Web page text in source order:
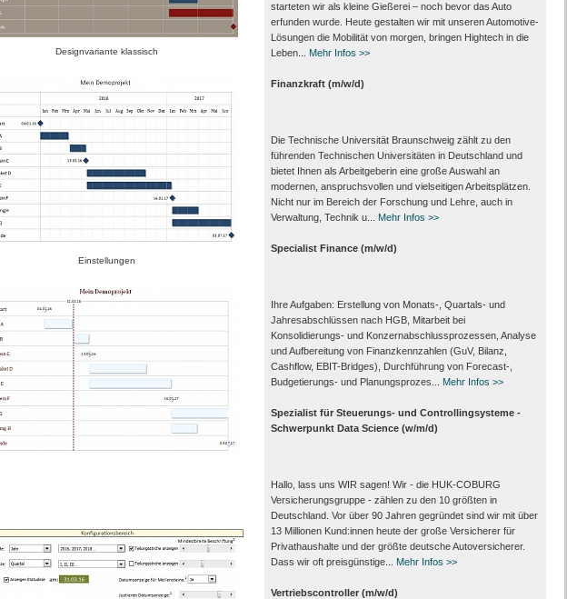
Designvariante klassisch
Einstellungen
starteten wir als kleine Gießerei – noch bevor das Auto
erfunden wurde. Heute gestalten wir mit unseren Automotive-
Lösungen die Mobilität von morgen, bringen Hightech in die
Leben...
Mehr Infos >>
Finanzkraft (m/w/d)
Die Technische Universität Braunschweig zählt zu den
führenden Technischen Universitäten in Deutschland und
bietet Ihnen als Arbeit­geberin eine große Auswahl an
modernen, anspruchsvollen und vielseitigen Arbeits­plätzen.
Nicht nur im Bereich der Forschung und Lehre, auch in
Verwaltung, Technik u...
Mehr Infos >>
Specialist Finance (m/w/d)
Ihre Aufgaben: Erstellung von Monats‑, Quartals‑ und
Jahresabschlüssen nach HGB, Mitarbeit bei
Konsolidierungs‑ und Konzernabschlussprozessen, Analyse
und Aufbereitung von Finanzkennzahlen (GuV, Bilanz,
Cashflow, EBIT-Bridges), Durchführung von Forecast‑,
Budgetierungs‑ und Planungsprozes...
Mehr Infos >>
Spezialist für Steuerungs- und Controllingsysteme -
Schwerpunkt Data Science (w/m/d)
Hallo, lass uns WIR sagen! Wir - die HUK-COBURG
Versicherungsgruppe - zählen zu den 10 größten in
Deutschland. Vor über 90 Jahren gegründet sind wir mit über
13 Millionen Kund:innen heute der große Versicherer für
Privathaushalte und der größte deutsche Autoversicherer.
Dass wir oft preisgünstige...
Mehr Infos >>
Vertriebscontroller (m/w/d)